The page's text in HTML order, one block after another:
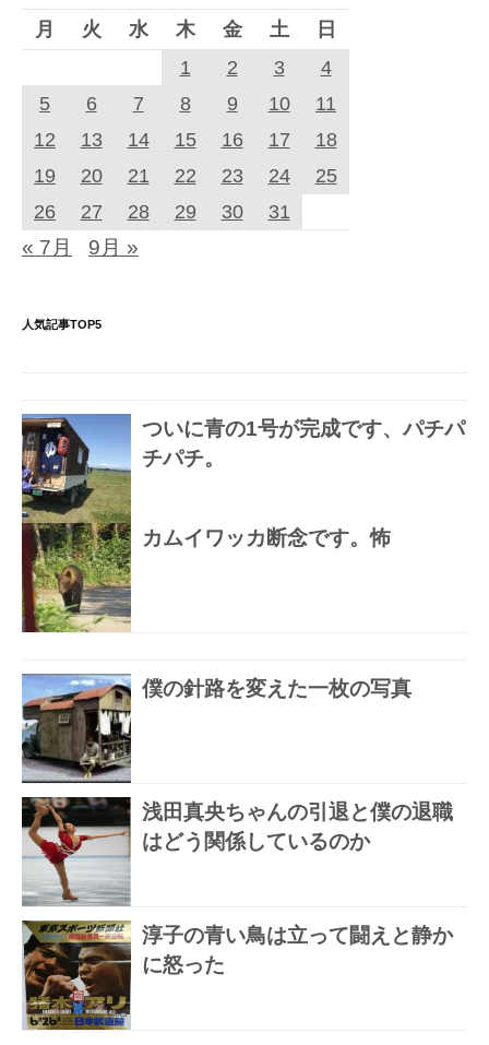
月 火 水 木 金 土
日
1
2 3
4
5
6 7 8 9 10
11
12
13 14 15 16 17
18
19
20 21 22 23 24
25
26
27 28 29 30 31
« 7月 9月 »
人気記事TOP5
ついに青の1号が完成です、パチパ
チパチ。
カムイワッカ断念です。怖
僕の針路を変えた一枚の写真
浅田真央ちゃんの引退と僕の退職
はどう関係しているのか
淳子の青い鳥は立って闘えと静か
に怒った